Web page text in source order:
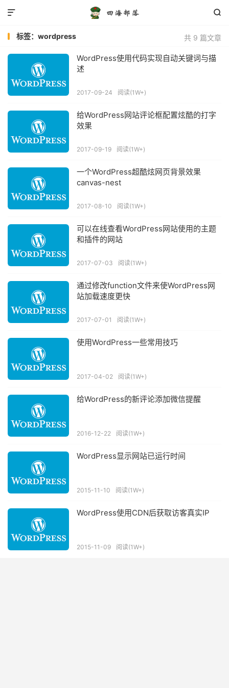


共 9 篇文章
标签：wordpress
WordPress使用代码实现自动关键词与描
述
2017-09-24 阅读(1W+)
给WordPress网站评论框配置炫酷的打字
效果
2017-09-19 阅读(1W+)
一个WordPress超酷炫网页背景效果
canvas-nest
2017-08-10 阅读(1W+)
可以在线查看WordPress网站使用的主题
和插件的网站
2017-07-03 阅读(1W+)
通过修改function文件来使WordPress网
站加载速度更快
2017-07-01 阅读(1W+)
使用WordPress一些常用技巧
2017-04-02 阅读(1W+)
给WordPress的新评论添加微信提醒
2016-12-22 阅读(1W+)
WordPress显示网站已运行时间
2015-11-10 阅读(1W+)
WordPress使用CDN后获取访客真实IP
2015-11-09 阅读(1W+)